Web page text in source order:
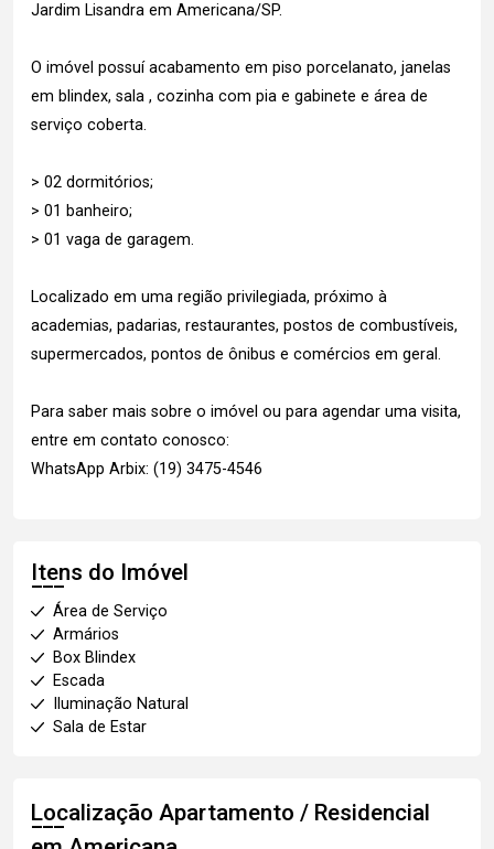
Jardim Lisandra em Americana/SP.
O imóvel possuí acabamento em piso porcelanato, janelas
em blindex, sala , cozinha com pia e gabinete e área de
serviço coberta.
> 02 dormitórios;
> 01 banheiro;
> 01 vaga de garagem.
Localizado em uma região privilegiada, próximo à
academias, padarias, restaurantes, postos de combustíveis,
supermercados, pontos de ônibus e comércios em geral.
Para saber mais sobre o imóvel ou para agendar uma visita,
entre em contato conosco:
WhatsApp Arbix: (19) 3475-4546
Itens do Imóvel
Área de Serviço
Armários
Box Blindex
Escada
Iluminação Natural
Sala de Estar
Localização Apartamento / Residencial